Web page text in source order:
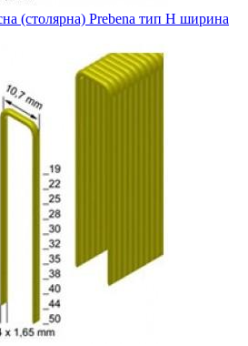
(столярна) Prebena тип H ширина